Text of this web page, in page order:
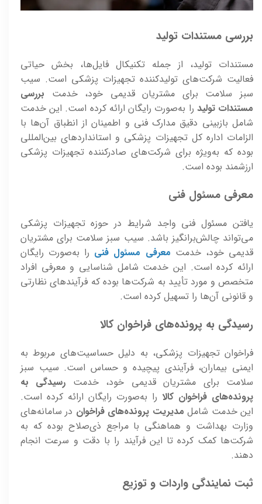
بررسی مستندات تولید
مستندات تولید، از جمله تکنیکال فایل‌ها، بخش حیاتی
فعالیت شرکت‌های تولیدکننده تجهیزات پزشکی است. سیب
سبز سلامت برای مشتریان قدیمی خود، خدمت بررسی
مستندات تولید را به‌صورت رایگان ارائه کرده است. این خدمت
شامل بازبینی دقیق مدارک فنی و اطمینان از انطباق آن‌ها با
الزامات اداره کل تجهیزات پزشکی و استانداردهای بین‌المللی
بوده که به‌ویژه برای شرکت‌های صادرکننده تجهیزات پزشکی
ارزشمند بوده است.
معرفی مسئول فنی
یافتن مسئول فنی واجد شرایط در حوزه تجهیزات پزشکی
می‌تواند چالش‌برانگیز باشد. سیب سبز سلامت برای مشتریان
قدیمی خود، خدمت معرفی مسئول فنی را به‌صورت رایگان
ارائه کرده است. این خدمت شامل شناسایی و معرفی افراد
متخصص و مورد تأیید به شرکت‌ها بوده که فرآیندهای نظارتی
و قانونی آن‌ها را تسهیل کرده است.
رسیدگی به پرونده‌های فراخوان کالا
فراخوان تجهیزات پزشکی، به دلیل حساسیت‌های مربوط به
ایمنی بیماران، فرآیندی پیچیده و حساس است. سیب سبز
سلامت برای مشتریان قدیمی خود، خدمت رسیدگی به
پرونده‌های فراخوان کالا را به‌صورت رایگان ارائه کرده است.
این خدمت شامل مدیریت پرونده‌های فراخوان در سامانه‌های
وزارت بهداشت و هماهنگی با مراجع ذی‌صلاح بوده که به
شرکت‌ها کمک کرده تا این فرآیند را با دقت و سرعت انجام
دهند.
ثبت نمایندگی واردات و توزیع